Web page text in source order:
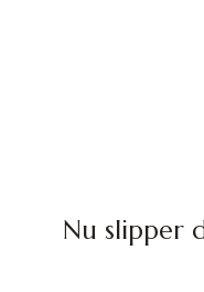
Nu slipper